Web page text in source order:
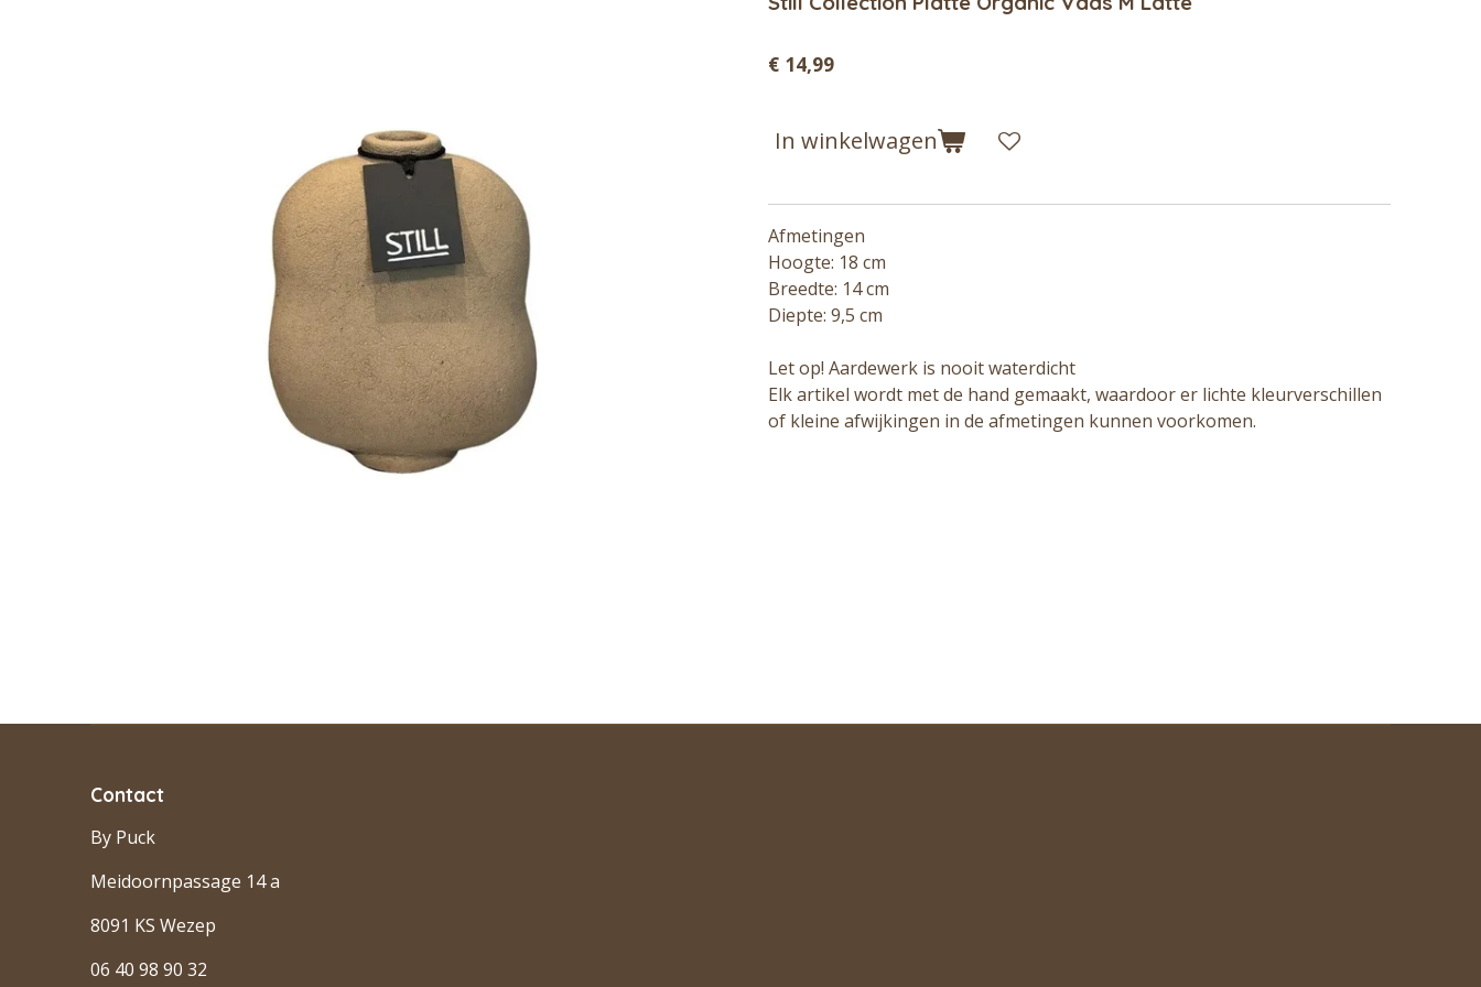
€ 14,99
In winkelwagen
Afmetingen
Hoogte: 18 cm
Breedte: 14 cm
Diepte: 9,5 cm
Let op! Aardewerk is nooit waterdicht
Elk artikel wordt met de hand gemaakt, waardoor er lichte kleurverschillen
of kleine afwijkingen in de afmetingen kunnen voorkomen.
Contact
By Puck
Meidoornpassage 14 a
8091 KS Wezep
06 40 98 90 32